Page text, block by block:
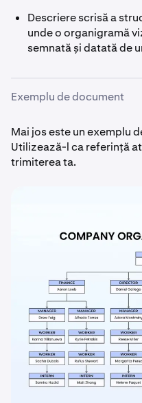
Descriere scrisă a
unde o organigramă
semnată și datată de
Exemplu de document
Mai jos este un exemplu
Utilizează-l ca referință
trimiterea ta.